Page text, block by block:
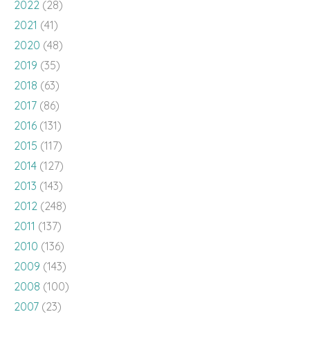
2022 (28)
2021 (41)
2020 (48)
2019 (35)
2018 (63)
2017 (86)
2016 (131)
2015 (117)
2014 (127)
2013 (143)
2012 (248)
2011 (137)
2010 (136)
2009 (143)
2008 (100)
2007 (23)